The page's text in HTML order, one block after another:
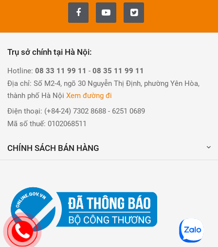
Trụ sở chính tại Hà Nội:
Hotline: 08 33 11 99 11 - 08 35 11 99 11
Địa chỉ: Số M2-4, ngõ 30 Nguyễn Thị Định, phường Yên Hòa,
thành phố Hà Nội Xem đường đi
Điện thoại: (+84-24) 7302 8688 - 6251 0689
Mã số thuế: 0102068511
CHÍNH SÁCH BÁN HÀNG